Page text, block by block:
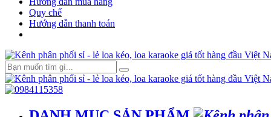
Quy chế
Hướng dẫn thanh toán